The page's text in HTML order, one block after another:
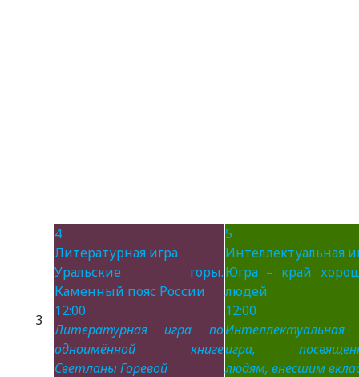
3
4
Литературная игра
Уральские горы.
Каменный пояс России
12:00
Литературная игра по
одноимённой книге
Светланы Горевой
5
Интеллектуальная
Югра – край
людей
12:00
Интеллектуальная
игра,
людям, внесшим